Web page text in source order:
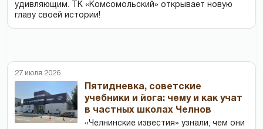
удивляющим. ТК «Комсомольский» открывает новую
главу своей истории!
27 июля 2026
Пятидневка, советские
учебники и йога: чему и как учат
в частных школах Челнов
«Челнинские известия» узнали, чем они